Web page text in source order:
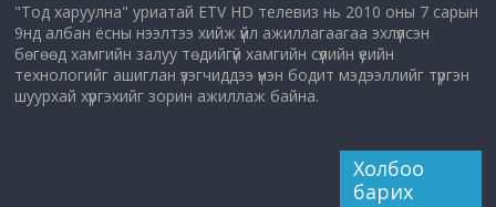
"Тод харуулна" уриатай ETV HD телевиз нь 2010 оны 7 сарын
9нд албан ёсны нээлтээ хийж үйл ажиллагаагаа эхлүүлсэн
бөгөөд хамгийн залуу төдийгүй хамгийн сүүлийн үеийн
технологийг ашиглан үзэгчиддээ үнэн бодит мэдээллийг түргэн
шуурхай хүргэхийг зорин ажиллаж байна.
Холбоо
барих